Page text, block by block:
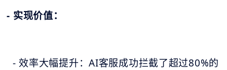
- 实现价值：
- 效率大幅提升：AI客服成功拦截了超过80%的